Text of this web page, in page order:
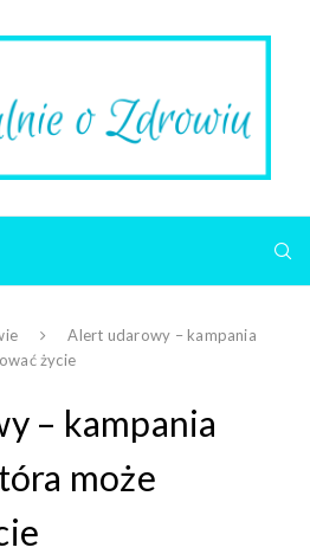
Alert udarowy – kampania
życie
– kampania
może